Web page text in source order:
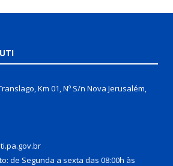
Km 01, Nº S/n Nova Jerusalém,
de Segunda a sexta das 08:00h às